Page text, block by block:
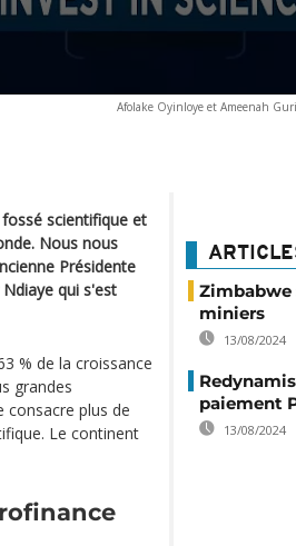
Afolake Oyinloye et Ameenah
scientifique et
Nous nous
Présidente
qui s'est
% de la croissance
grandes
consacre plus de
Le continent
Zimbabwe
miniers
13/08/2024
paiement
13/08/2024